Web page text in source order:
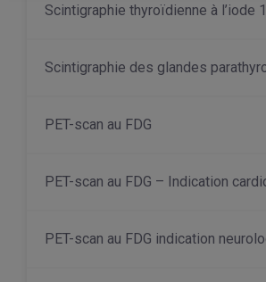
Scintigraphie thyroïdienne à l’iode
Scintigraphie des glandes
PET-scan au FDG
PET-scan au FDG – Indication
PET-scan au FDG indication